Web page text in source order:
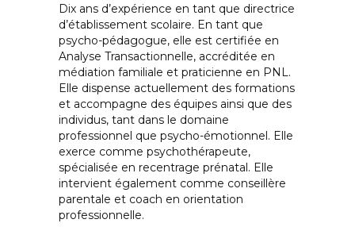
Dix ans d’expérience en tant que directrice
d’établissement scolaire. En tant que
psycho-pédagogue, elle est certifiée en
Analyse Transactionnelle, accréditée en
médiation familiale et praticienne en PNL.
Elle dispense actuellement des formations
et accompagne des équipes ainsi que des
individus, tant dans le domaine
professionnel que psycho-émotionnel. Elle
exerce comme psychothérapeute,
spécialisée en recentrage prénatal. Elle
intervient également comme conseillère
parentale et coach en orientation
professionnelle.